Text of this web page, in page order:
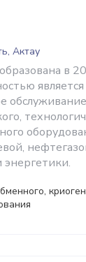
Актау
в
обслуживание